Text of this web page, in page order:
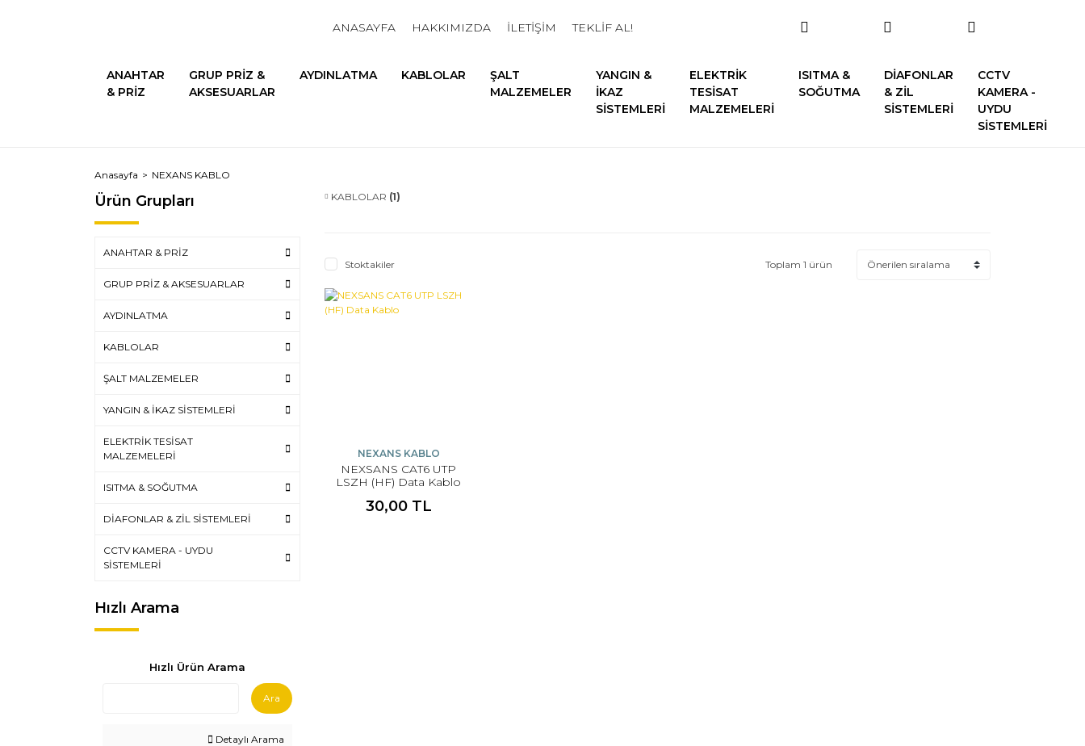
ANASAYFA HAKKIMIZDA İLETİŞİM TEKLİF AL!
ANAHTAR
& PRİZ
GRUP PRİZ &
AKSESUARLAR
AYDINLATMA KABLOLAR
ŞALT
MALZEMELER
YANGIN &
İKAZ
SİSTEMLERİ
ELEKTRİK
TESİSAT
MALZEMELERİ
ISITMA &
SOĞUTMA
DİAFONLAR
& ZİL
SİSTEMLERİ
CCTV
KAMERA -
UYDU
SİSTEMLERİ
Anasayfa NEXANS KABLO
Ürün Grupları
ANAHTAR & PRİZ
GRUP PRİZ & AKSESUARLAR
AYDINLATMA
KABLOLAR
ŞALT MALZEMELER
YANGIN & İKAZ SİSTEMLERİ
ELEKTRİK TESİSAT
MALZEMELERİ
ISITMA & SOĞUTMA
DİAFONLAR & ZİL SİSTEMLERİ
CCTV KAMERA - UYDU
SİSTEMLERİ
Hızlı Arama
Hızlı Ürün Arama
Ara
Detaylı Arama
KABLOLAR (1)
Stoktakiler Toplam 1 ürün
NEXANS KABLO
NEXSANS CAT6 UTP
LSZH (HF) Data Kablo
30,00 TL